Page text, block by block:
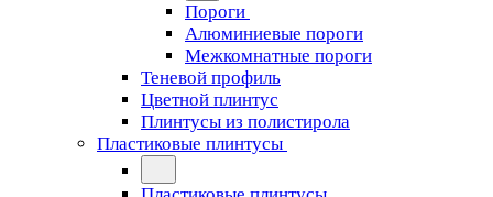
Пороги
Алюминиевые пороги
Межкомнатные пороги
Теневой профиль
Цветной плинтус
Плинтусы из полистирола
Пластиковые плинтусы